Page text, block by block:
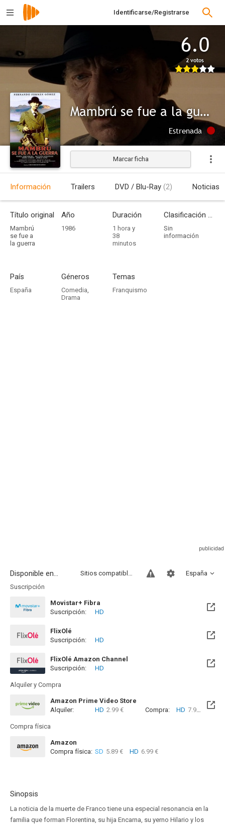
Identificarse/Registrarse
6.0
2 votos
Mambrú se fue a la guerra
Estrenada
Marcar ficha
Información Trailers DVD / Blu-Ray (2) Noticias
Título original
Mambrú
se fue a
la guerra
Año
1986
Duración
1 hora y
38
minutos
Clasificación por edades
Sin
información
País
España
Géneros
Comedia,
Drama
Temas
Franquismo
Disponible en... España
Sitios compatibles
Suscripción
Movistar+ Fibra
Disponible hasta el Vie, 01 Ene 2100 (Quedan 73 años)
Suscripción: HD
FlixOlé
Suscripción:
HD
FlixOlé Amazon Channel
Suscripción:
HD
Alquiler y Compra
Amazon Prime Video Store
Alquiler:
HD 2.99 € Compra: HD 7.99 €
Compra física
Amazon
Compra física: SD 5.89 € HD 6.99 €
Sinopsis
La noticia de la muerte de Franco tiene una especial resonancia en la
familia que forman Florentina, su hija Encarna, su yerno Hilario y los